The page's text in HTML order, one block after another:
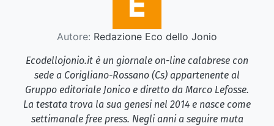
Autore: Redazione Eco dello Jonio
Ecodellojonio.it è un giornale on-line calabrese con
sede a Corigliano-Rossano (Cs) appartenente al
Gruppo editoriale Jonico e diretto da Marco Lefosse.
La testata trova la sua genesi nel 2014 e nasce come
settimanale free press. Negli anni a seguire muta